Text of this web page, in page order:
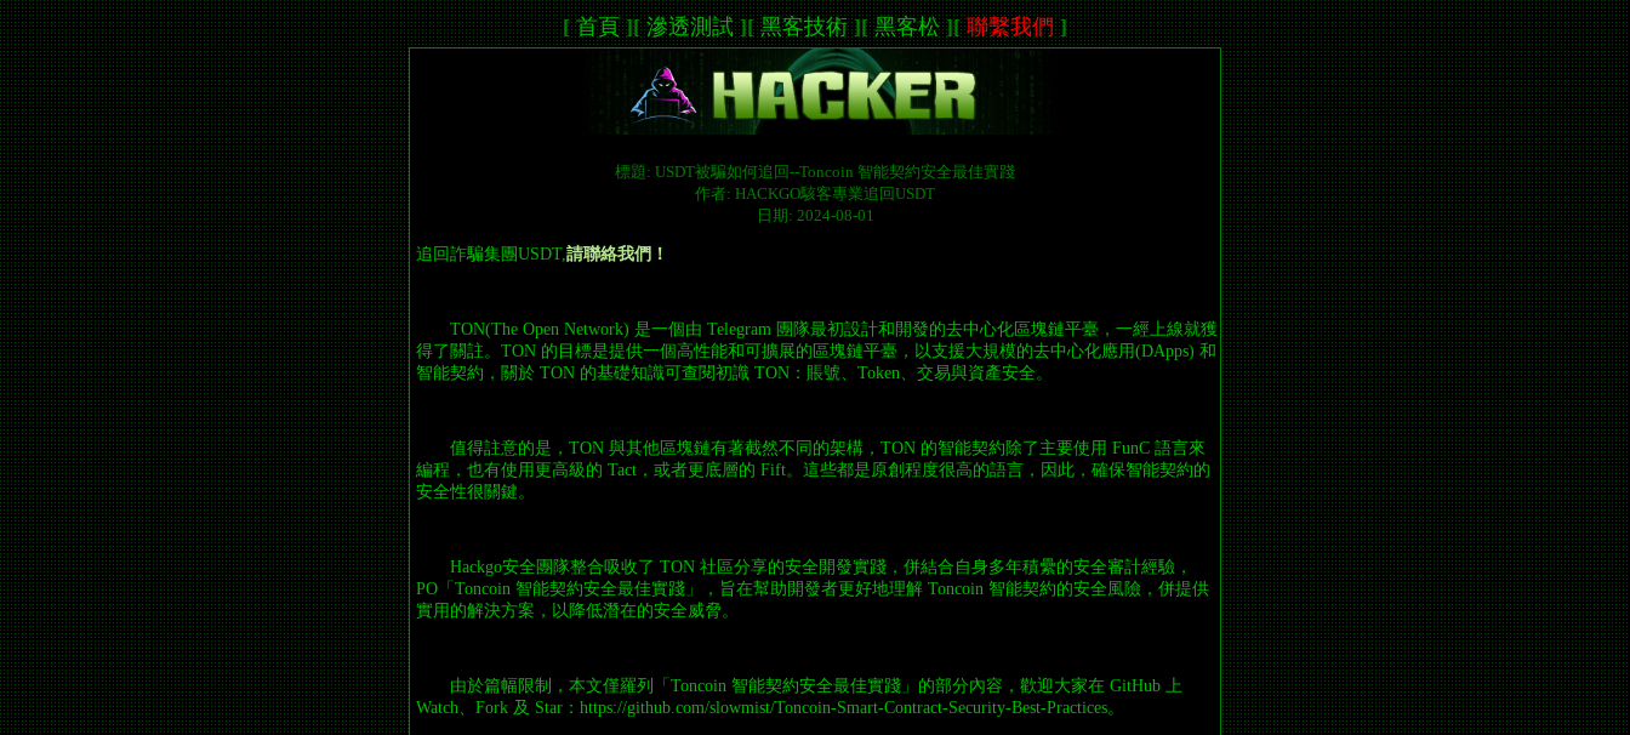
[ 首頁 ][ 滲透測試 ][ 黑客技術 ][ 黑客松 ][ 聯繫我們 ]
標題: USDT被騙如何追回--Toncoin 智能契約安全最佳實踐
作者: HACKGO駭客專業追回USDT
日期: 2024-08-01
追回詐騙集團USDT,請聯絡我們！
TON(The Open Network) 是一個由 Telegram 團隊最初設計和開發的去中心化區塊鏈平臺，一經上線就獲
得了關註。TON 的目標是提供一個高性能和可擴展的區塊鏈平臺，以支援大規模的去中心化應用(DApps) 和
智能契約，關於 TON 的基礎知識可查閱初識 TON：賬號、Token、交易與資產安全。
值得註意的是，TON 與其他區塊鏈有著截然不同的架構，TON 的智能契約除了主要使用 FunC 語言來
編程，也有使用更高級的 Tact，或者更底層的 Fift。這些都是原創程度很高的語言，因此，確保智能契約的
安全性很關鍵。
Hackgo安全團隊整合吸收了 TON 社區分享的安全開發實踐，併結合自身多年積纍的安全審計經驗，
PO「Toncoin 智能契約安全最佳實踐」，旨在幫助開發者更好地理解 Toncoin 智能契約的安全風險，併提供
實用的解決方案，以降低潛在的安全威脅。
由於篇幅限制，本文僅羅列「Toncoin 智能契約安全最佳實踐」的部分內容，歡迎大家在 GitHub 上
Watch、Fork 及 Star：https://github.com/slowmist/Toncoin-Smart-Contract-Security-Best-Practices。